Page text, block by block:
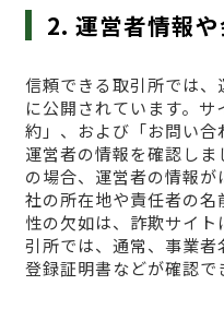
2. 運営者情報
信頼できる取引所では
に公開されています。
約」、および「お問い合
運営者の情報を確認し
の場合、運営者の情報
社の所在地や責任者の
性の欠如は、詐欺サイ
引所では、通常、事業
登録証明書などが確認で